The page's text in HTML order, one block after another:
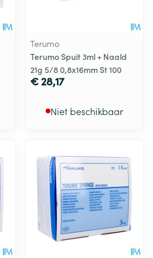
Terumo
Terumo Spuit 3ml + Naald
21g 5/8 0,8x16mm St 100
€ 28,17
Niet beschikbaar